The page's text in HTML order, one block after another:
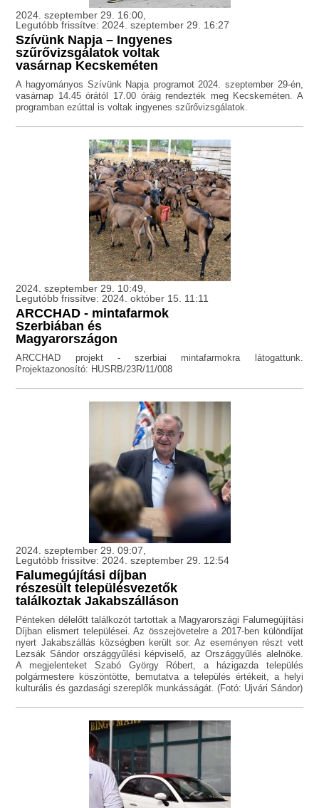
2024. szeptember 29. 16:00,
Legutóbb frissítve: 2024. szeptember 29. 16:27
Szívünk Napja – Ingyenes
szűrővizsgálatok voltak
vasárnap Kecskeméten
A hagyományos Szívünk Napja programot 2024. szeptember 29-én,
vasárnap 14.45 órától 17.00 óráig rendezték meg Kecskeméten. A
programban ezúttal is voltak ingyenes szűrővizsgálatok.
2024. szeptember 29. 10:49,
Legutóbb frissítve: 2024. október 15. 11:11
ARCCHAD - mintafarmok
Szerbiában és
Magyarországon
ARCCHAD projekt - szerbiai mintafarmokra látogattunk.
Projektazonosító: HUSRB/23R/11/008
2024. szeptember 29. 09:07,
Legutóbb frissítve: 2024. szeptember 29. 12:54
Falumegújítási díjban
részesült településvezetők
találkoztak Jakabszálláson
Pénteken délelőtt találkozót tartottak a Magyarországi Falumegújítási
Díjban elismert települései. Az összejövetelre a 2017-ben különdíjat
nyert Jakabszállás községben került sor. Az eseményen részt vett
Lezsák Sándor országgyűlési képviselő, az Országgyűlés alelnöke.
A megjelenteket Szabó György Róbert, a házigazda település
polgármestere köszöntötte, bemutatva a település értékeit, a helyi
kulturális és gazdasági szereplők munkásságát. (Fotó: Ujvári Sándor)